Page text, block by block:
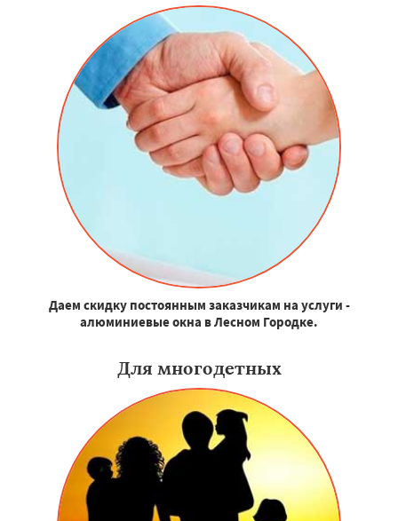
Даем скидку постоянным заказчикам на услуги -
алюминиевые окна в Лесном Городке.
Для многодетных